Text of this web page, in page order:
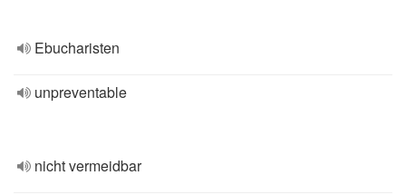
Ebucharisten
unpreventable
nicht vermeidbar